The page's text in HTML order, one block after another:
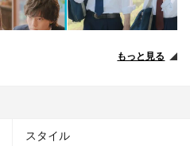
もっと見る
スタイル